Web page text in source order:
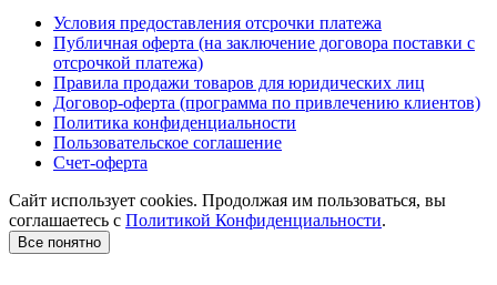
Условия предоставления отсрочки платежа
Публичная оферта (на заключение договора поставки с
отсрочкой платежа)
Правила продажи товаров для юридических лиц
Договор-оферта (программа по привлечению клиентов)
Политика конфиденциальности
Пользовательское соглашение
Счет-оферта
Сайт использует cookies. Продолжая им пользоваться, вы
соглашаетесь c Политикой Конфиденциальности.
Все понятно